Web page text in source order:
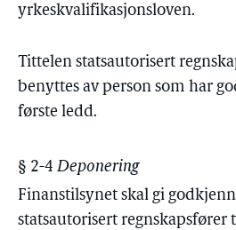
yrkeskvalifikasjonsloven.
Tittelen statsautorisert
benyttes av person som har
første ledd.
§ 2-4 Deponering
Finanstilsynet skal gi
statsautorisert regnskapsfører